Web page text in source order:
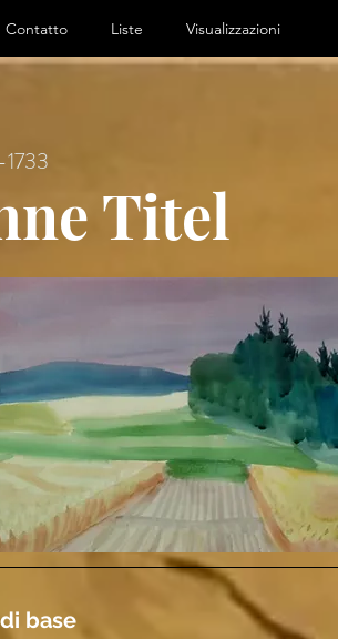
Contatto Liste Visualizzazioni
Titel
base